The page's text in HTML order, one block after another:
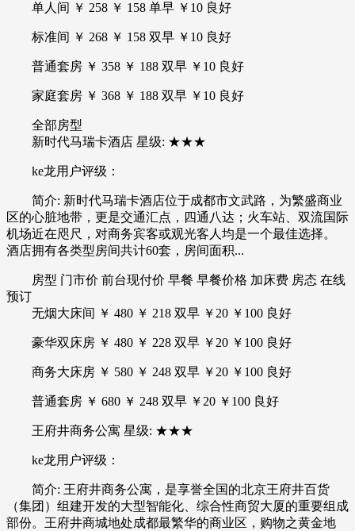
单人间 ￥ 258 ￥ 158 单早 ￥10 良好
标准间 ￥ 268 ￥ 158 双早 ￥10 良好
普通套房 ￥ 358 ￥ 188 双早 ￥10 良好
家庭套房 ￥ 368 ￥ 188 双早 ￥10 良好
全部房型
新时代马瑞卡酒店 星级: ★★★
ke龙用户评级：
简介: 新时代马瑞卡酒店位于成都市文武路，为繁盛商业
区的心脏地带，更是交通汇点，四通八达；火车站、双流国际
机场近在咫尺，对商务宾客或观光客人均是一个最佳选择。
酒店拥有各类型房间共计60套，房间面积...
房型 门市价 前台现付价 早餐 早餐价格 加床费 房态 在线
预订
无烟大床间 ￥ 480 ￥ 218 双早 ￥20 ￥100 良好
豪华双床房 ￥ 480 ￥ 228 双早 ￥20 ￥100 良好
商务大床房 ￥ 580 ￥ 248 双早 ￥20 ￥100 良好
普通套房 ￥ 680 ￥ 248 双早 ￥20 ￥100 良好
王府井商务公寓 星级: ★★★
ke龙用户评级：
简介: 王府井商务公寓，是享誉全国的北京王府井百货
（集团）组建开发的大型智能化、综合性商贸大厦的重要组成
部份。王府井商城地处成都最繁华的商业区，购物之黄金地